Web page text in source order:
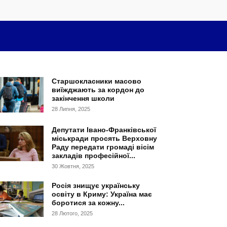
Старшокласники масово
виїжджають за кордон до
закінчення школи
28 Липня, 2025
Депутати Івано-Франківської
міськради просять Верховну
Раду передати громаді вісім
закладів професійної...
30 Жовтня, 2025
Росія знищує українську
освіту в Криму: Україна має
боротися за кожну...
28 Лютого, 2025